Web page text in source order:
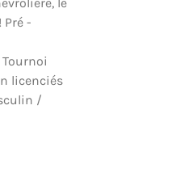
-
licenciés
/